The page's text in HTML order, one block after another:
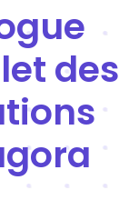
des